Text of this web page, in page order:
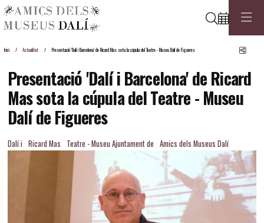
Cerca
Inici Actualitat Presentació 'Dalí i Barcelona' de Ricard Mas sota la cúpula del Teatre - Museu Dalí de Figueres
Presentació 'Dalí i Barcelona' de Ricard
Mas sota la cúpula del Teatre - Museu
Dalí de Figueres
Dalí i Ricard Mas Teatre - Museu Ajuntament de Amics dels Museus Dalí